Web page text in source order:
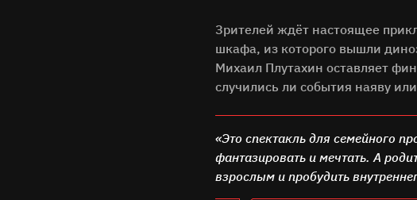
Зрителей ждёт настоящее
шкафа, из которого вышли
Михаил Плутахин оставляет
случились ли события наяву
«Это спектакль для семейного
фантазировать и мечтать. А
взрослым и пробудить